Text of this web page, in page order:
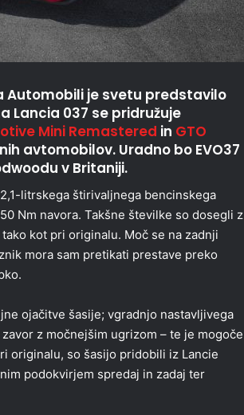
Automobili je svetu predstavilo
Lancia 037 se pridružuje
Mini Remastered in GTO
avtomobilov. Uradno bo EVO37
v Britaniji.
litrskega štirivaljnega bencinskega
Nm navora. Takšne številke so dosegli z
kot pri originalu. Moč se na zadnji
mora sam pretikati prestave preko
ojačitve šasije; vgradnjo nastavljivega
z močnejšim ugrizom – te je mogoče
originalu, so šasijo pridobili iz Lancie
podokvirjem spredaj in zadaj ter